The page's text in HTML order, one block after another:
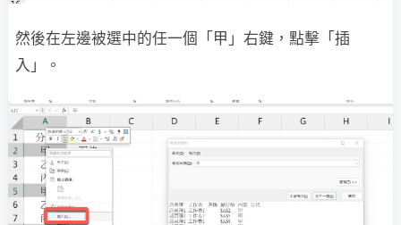
然後在左邊被選中的任一個「甲」右鍵，點擊「插
入」。